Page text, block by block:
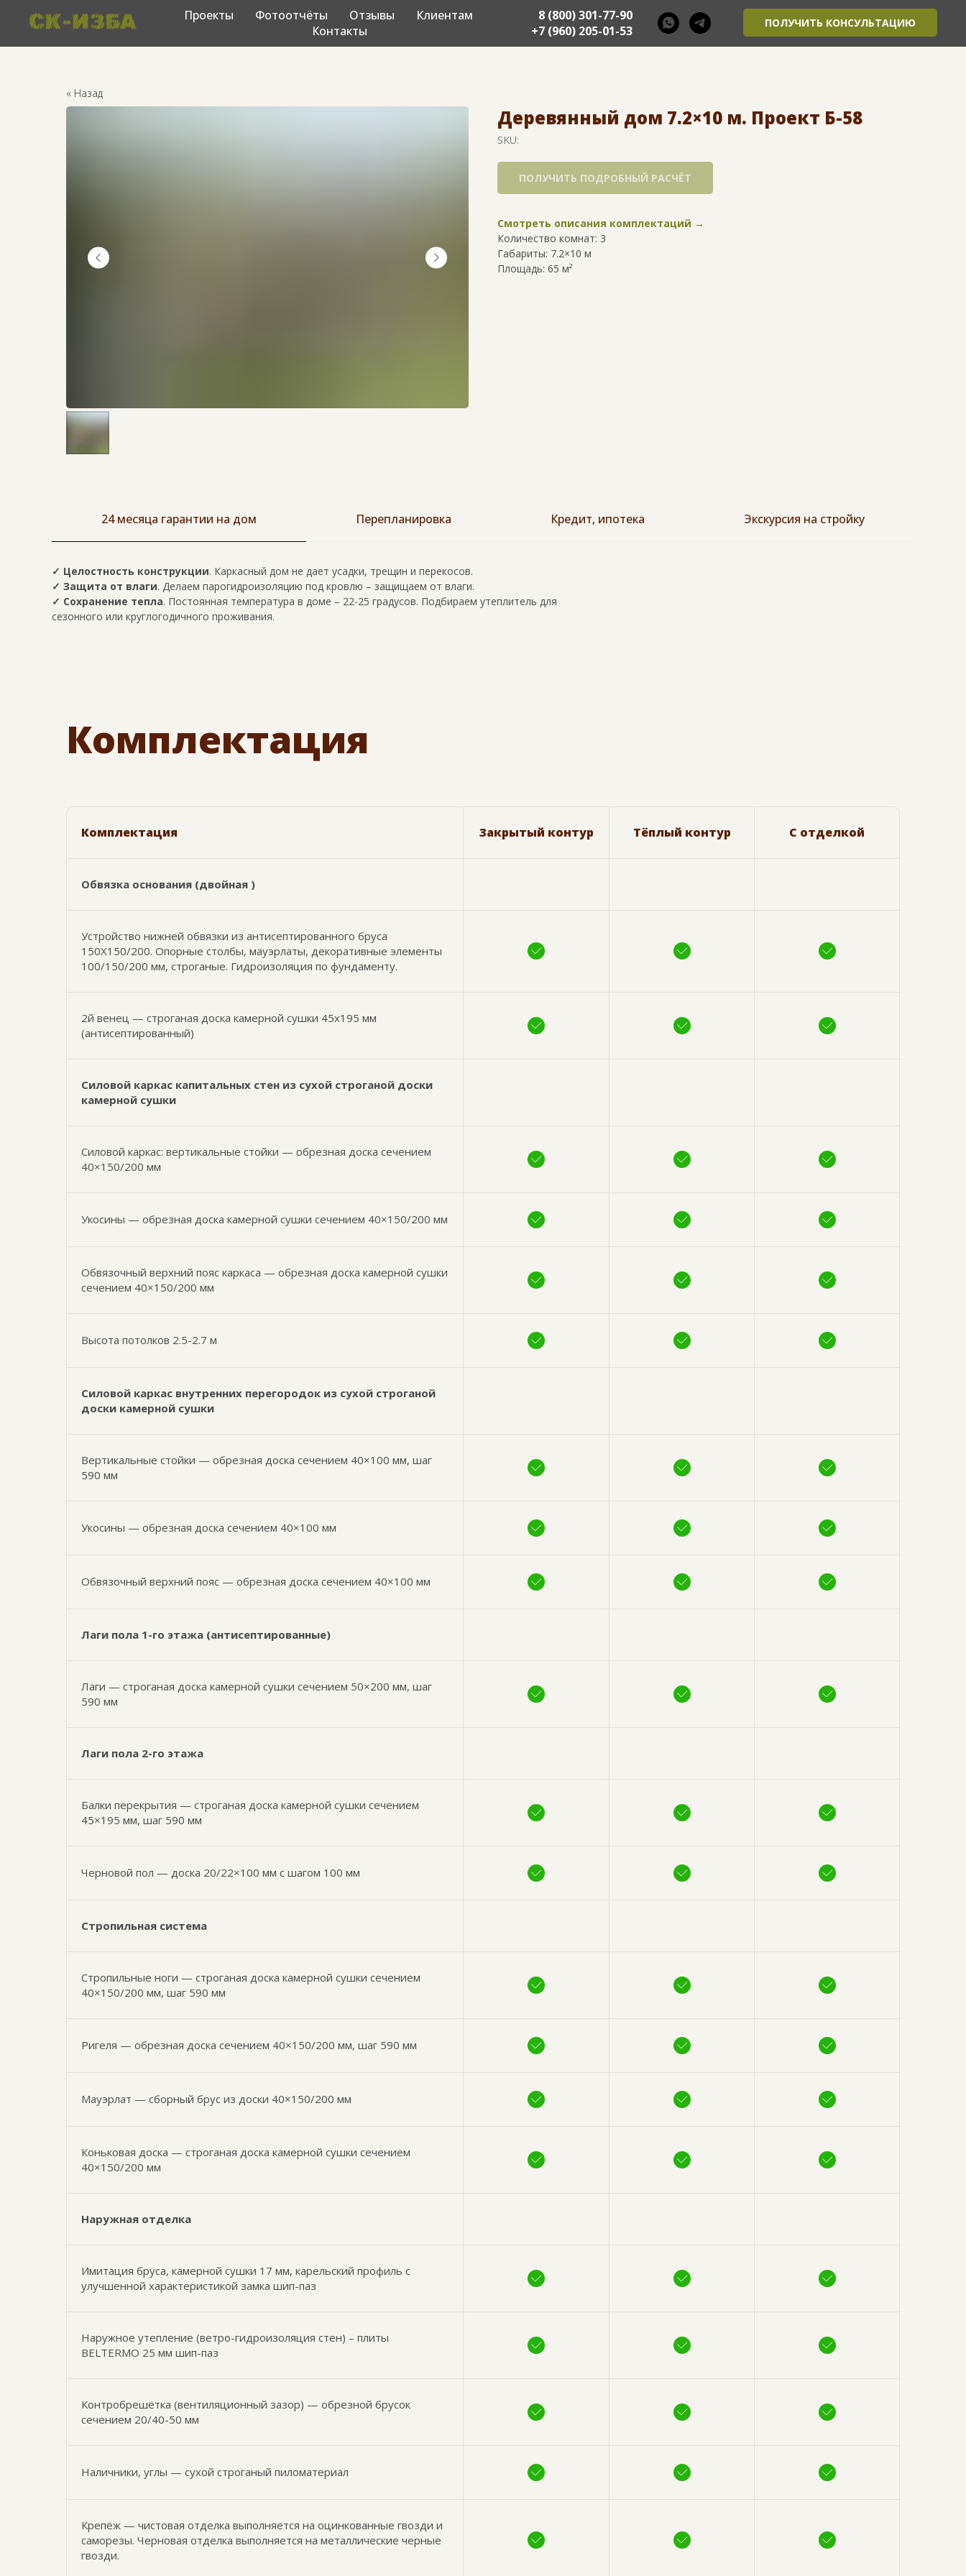
Проекты Фотоотчёты Отзывы
Клиентам
Контакты
8 (800) 301-77-90
+7 (960) 205-01-53
ПОЛУЧИТЬ КОНСУЛЬТАЦИЮ
« Назад
Деревянный дом 7.2×10 м. Проект Б-58
SKU:
ПОЛУЧИТЬ ПОДРОБНЫЙ РАСЧЁТ
Смотреть описания комплектаций →
Количество комнат: 3
Габариты: 7.2×10 м
Площадь: 65 м²
24 месяца гарантии на дом Перепланировка Кредит, ипотека Экскурсия на стройку
✓ Целостность конструкции. Каркасный дом не дает усадки, трещин и перекосов.
✓ Защита от влаги. Делаем парогидроизоляцию под кровлю – защищаем от влаги.
✓ Сохранение тепла. Постоянная температура в доме – 22-25 градусов. Подбираем утеплитель для
сезонного или круглогодичного проживания.
Комплектация
Комплектация Закрытый контур Тёплый контур С отделкой
Обвязка основания (двойная )
Устройство нижней обвязки из антисептированного бруса
150Х150/200. Опорные столбы, мауэрлаты, декоративные элементы
100/150/200 мм, строганые. Гидроизоляция по фундаменту.
2й венец — строганая доска камерной сушки 45х195 мм
(антисептированный)
Силовой каркас капитальных стен из сухой строганой доски
камерной сушки
Силовой каркас: вертикальные стойки — обрезная доска сечением
40×150/200 мм
Укосины — обрезная доска камерной сушки сечением 40×150/200 мм
Обвязочный верхний пояс каркаса — обрезная доска камерной сушки
сечением 40×150/200 мм
Высота потолков 2.5-2.7 м
Силовой каркас внутренних перегородок из сухой строганой
доски камерной сушки
Вертикальные стойки — обрезная доска сечением 40×100 мм, шаг
590 мм
Укосины — обрезная доска сечением 40×100 мм
Обвязочный верхний пояс — обрезная доска сечением 40×100 мм
Лаги пола 1-го этажа (антисептированные)
Лаги — строганая доска камерной сушки сечением 50×200 мм, шаг
590 мм
Лаги пола 2-го этажа
Балки перекрытия — строганая доска камерной сушки сечением
45×195 мм, шаг 590 мм
Черновой пол — доска 20/22×100 мм с шагом 100 мм
Стропильная система
Стропильные ноги — строганая доска камерной сушки сечением
40×150/200 мм, шаг 590 мм
Ригеля — обрезная доска сечением 40×150/200 мм, шаг 590 мм
Мауэрлат — сборный брус из доски 40×150/200 мм
Коньковая доска — строганая доска камерной сушки сечением
40×150/200 мм
Наружная отделка
Имитация бруса, камерной сушки 17 мм, карельский профиль с
улучшенной характеристикой замка шип-паз
Наружное утепление (ветро-гидроизоляция стен) – плиты
BELTERMO 25 мм шип-паз
Контробрешётка (вентиляционный зазор) — обрезной брусок
сечением 20/40-50 мм
Наличники, углы — сухой строганый пиломатериал
Крепёж — чистовая отделка выполняется на оцинкованные гвозди и
саморезы. Черновая отделка выполняется на металлические черные
гвозди.